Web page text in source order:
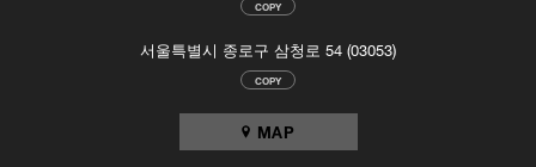
COPY
서울특별시 종로구 삼청로 54 (03053)
COPY
MAP